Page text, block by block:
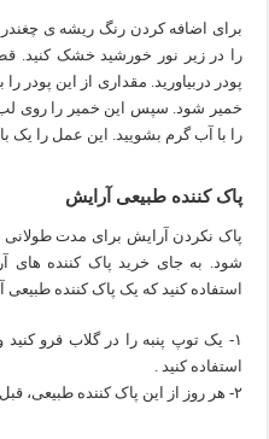
برای اضافه کردن رنگ ریشه ی
را در زیر نور خورشید خشک کنید.
پودر دربیاورید. مقداری از این پودر
را با آب گرم بشویید. این عمل را یک
پاک کننده طبیعی آرایش
پاک نکردن آرایش برای مدت
شود. به جای خرید پاک کننده های
استفاده کنید که یک پاک کننده
۱- یک توپ پنبه را در گلاب فرو
استفاده کنید .
۲- هر روز از این پاک کننده طبیعی، قبل از رفتن به رختخواب استفاده کنید.